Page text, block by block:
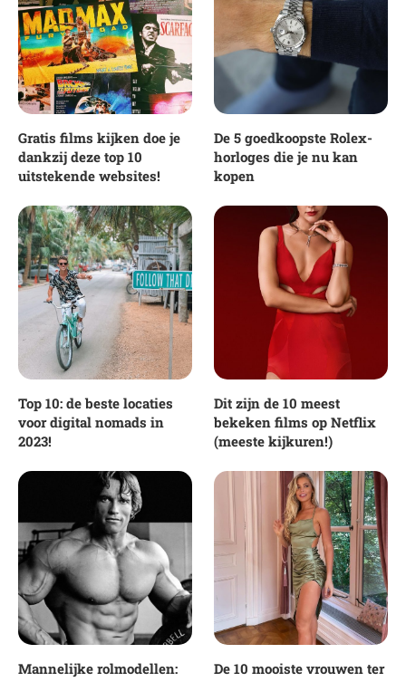
Gratis films kijken doe je
dankzij deze top 10
uitstekende websites!
De 5 goedkoopste Rolex-
horloges die je nu kan
kopen
Top 10: de beste locaties
voor digital nomads in
2023!
Dit zijn de 10 meest
bekeken films op Netflix
(meeste kijkuren!)
Mannelijke rolmodellen:
De 10 mooiste vrouwen ter